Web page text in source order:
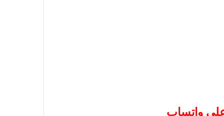
على واتساب